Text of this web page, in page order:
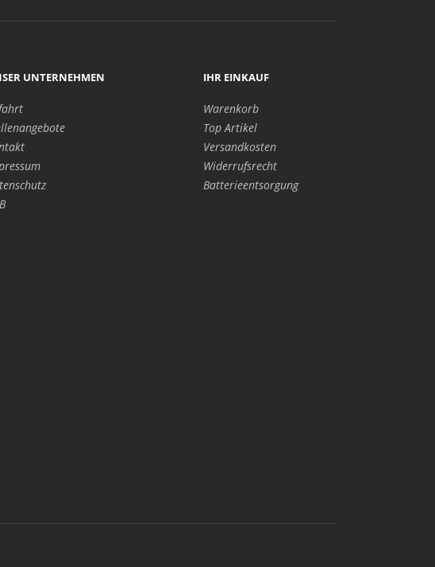
UNTERNEHMEN IHR EINKAUF
Warenkorb
Top Artikel
Versandkosten
Widerrufsrecht
Batterieentsorgung